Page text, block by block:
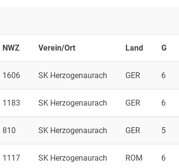
NWZ Verein/Ort Land G
1606 SK Herzogenaurach GER 6
1183 SK Herzogenaurach GER 6
810 SK Herzogenaurach GER 5
1117 SK Herzogenaurach ROM 6